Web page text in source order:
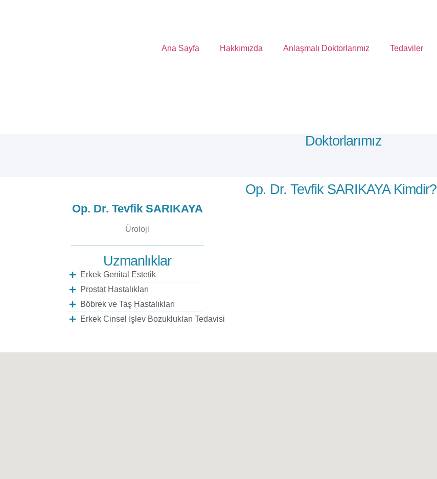
Ana Sayfa Hakkımızda Anlaşmalı Doktorlarımız Tedaviler
Doktorlarımız
Op. Dr. Tevfik SARIKAYA
Üroloji
Uzmanlıklar
Erkek Genital Estetik
Prostat Hastalıkları
Böbrek ve Taş Hastalıkları
Erkek Cinsel İşlev Bozuklukları Tedavisi
Op. Dr. Tevfik SARIKAYA Kimdir?